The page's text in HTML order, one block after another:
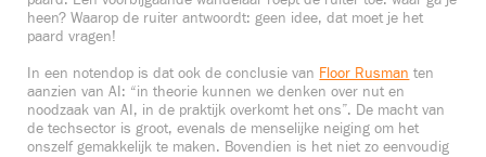
heen? Waarop de ruiter antwoordt: geen idee, dat moet je het
paard vragen!
In een notendop is dat ook de conclusie van Floor Rusman ten
aanzien van AI: “in theorie kunnen we denken over nut en
noodzaak van AI, in de praktijk overkomt het ons”. De macht van
de techsector is groot, evenals de menselijke neiging om het
onszelf gemakkelijk te maken. Bovendien is het niet zo eenvoudig